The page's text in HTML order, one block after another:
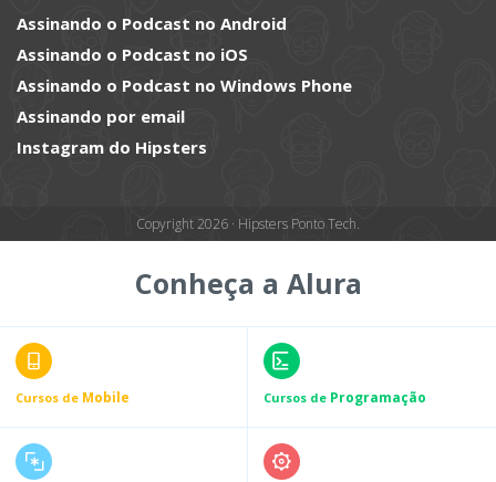
Assinando o Podcast no Android
Assinando o Podcast no iOS
Assinando o Podcast no Windows Phone
Assinando por email
Instagram do Hipsters
Copyright 2026 · Hipsters Ponto Tech.
Conheça a Alura
Cursos de Mobile Cursos de Programação